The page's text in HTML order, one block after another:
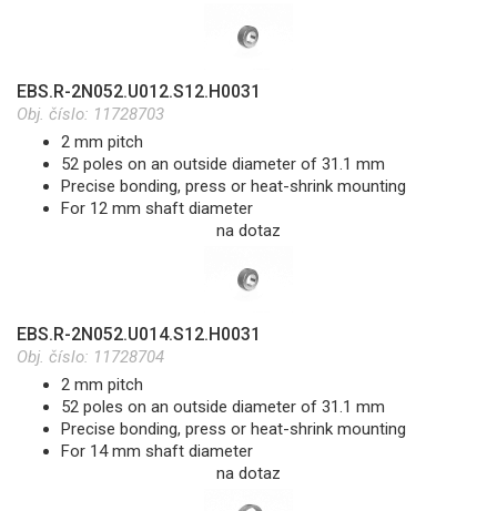
EBS.R-2N052.U012.S12.H0031
Obj. číslo: 11728703
2 mm pitch
52 poles on an outside diameter of 31.1 mm
Precise bonding, press or heat-shrink mounting
For 12 mm shaft diameter
na dotaz
EBS.R-2N052.U014.S12.H0031
Obj. číslo: 11728704
2 mm pitch
52 poles on an outside diameter of 31.1 mm
Precise bonding, press or heat-shrink mounting
For 14 mm shaft diameter
na dotaz